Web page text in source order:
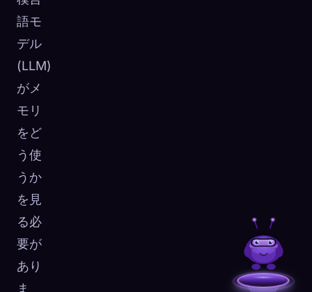
語モ
デル
(LLM)
がメ
モリ
をど
う使
うか
を見
る必
要が
あり
ま